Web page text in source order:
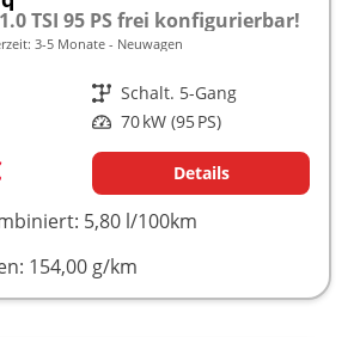
TSI 95 PS frei konfigurierbar!
3-5 Monate Neuwagen
Getriebe Schalt. 5-Gang
Leistung 70 kW (95 PS)
Details
5,80 l/100km
154,00 g/km